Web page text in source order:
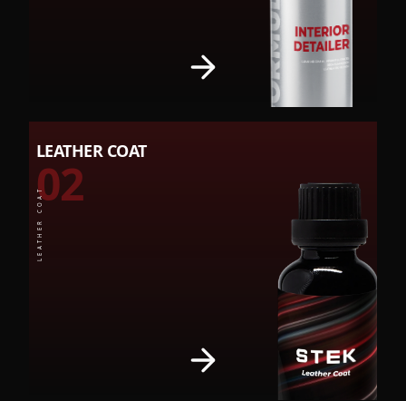
LEATHER COAT
02
LEATHER COAT